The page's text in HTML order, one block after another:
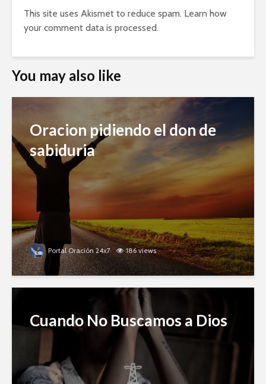
This site uses Akismet to reduce spam. Learn how
your comment data is processed.
You may also like
Oracion pidiendo el don de
sabiduria
Portal Oración 24x7 186 views
Cuando No Buscamos a Dios